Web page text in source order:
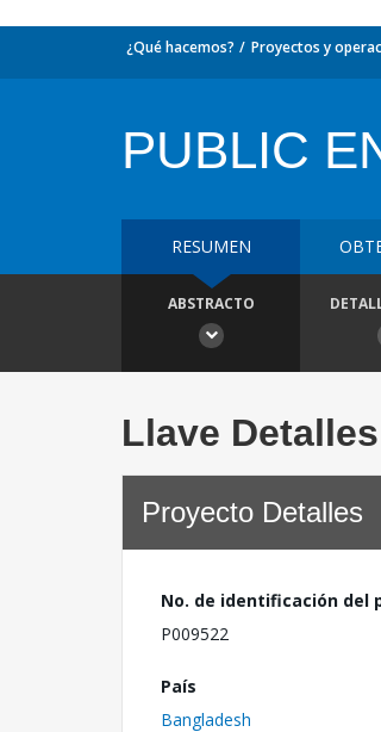
¿Qué hacemos? Proyectos y
PUBLIC
RESUMEN
ABSTRACTO
Llave Detalles
Proyecto Detalles
No. de identificación del
P009522
País
Bangladesh